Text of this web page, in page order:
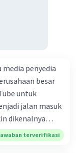
besar
untuk
pula peluang
terverifikasi